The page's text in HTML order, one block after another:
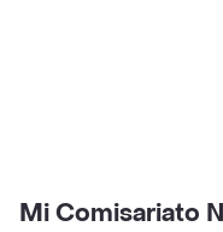
Mi Comisariato